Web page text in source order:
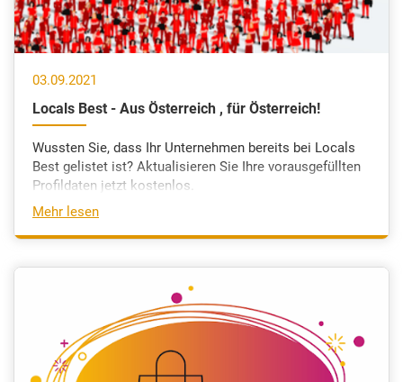
03.09.2021
Locals Best - Aus Österreich , für Österreich!
Wussten Sie, dass Ihr Unternehmen bereits bei Locals
Best gelistet ist? Aktualisieren Sie Ihre vorausgefüllten
Profildaten jetzt kostenlos.
Mehr lesen